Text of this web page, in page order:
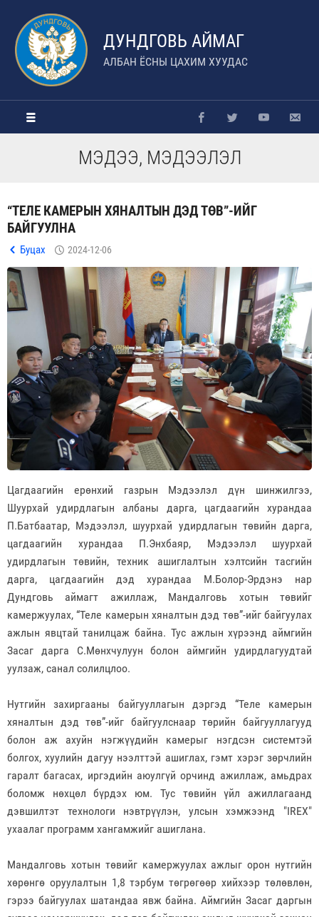
ДУНДГОВЬ АЙМАГ
АЛБАН ЁСНЫ ЦАХИМ ХУУДАС
МЭДЭЭ, МЭДЭЭЛЭЛ
“ТЕЛЕ КАМЕРЫН ХЯНАЛТЫН ДЭД ТӨВ”-ИЙГ
БАЙГУУЛНА
Буцах 2024-12-06
Цагдаагийн ерөнхий газрын Мэдээлэл дүн шинжилгээ,
Шуурхай удирдлагын албаны дарга, цагдаагийн хурандаа
П.Батбаатар, Мэдээлэл, шуурхай удирдлагын төвийн дарга,
цагдаагийн хурандаа П.Энхбаяр, Мэдээлэл шуурхай
удирдлагын төвийн, техник ашиглалтын хэлтсийн тасгийн
дарга, цагдаагийн дэд хурандаа М.Болор-Эрдэнэ нар
Дундговь аймагт ажиллаж, Мандалговь хотын төвийг
камержуулах, “Теле камерын хяналтын дэд төв”-ийг байгуулах
ажлын явцтай танилцаж байна. Тус ажлын хүрээнд аймгийн
Засаг дарга С.Мөнхчулуун болон аймгийн удирдлагуудтай
уулзаж, санал солилцлоо.
Нутгийн захиргааны байгууллагын дэргэд “Теле камерын
хяналтын дэд төв”-ийг байгуулснаар төрийн байгууллагууд
болон аж ахуйн нэгжүүдийн камерыг нэгдсэн системтэй
болгох, хуулийн дагуу нээлттэй ашиглах, гэмт хэрэг зөрчлийн
гаралт багасах, иргэдийн аюулгүй орчинд ажиллаж, амьдрах
боломж нөхцөл бүрдэх юм. Тус төвийн үйл ажиллагаанд
дэвшилтэт технологи нэвтрүүлэн, улсын хэмжээнд "IREX"
ухаалаг программ хангамжийг ашиглана.
Мандалговь хотын төвийг камержуулах ажлыг орон нутгийн
хөрөнгө оруулалтын 1,8 тэрбум төгрөгөөр хийхээр төлөвлөн,
гэрээ байгуулах шатандаа явж байна. Аймгийн Засаг даргын